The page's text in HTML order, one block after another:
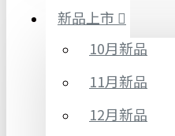
新品上市
10月新品
11月新品
12月新品